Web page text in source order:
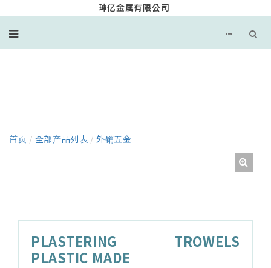
珅亿金属有限公司
首页 / 全部产品列表 / 外销五金
PLASTERING TROWELS
PLASTIC MADE